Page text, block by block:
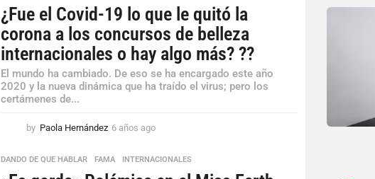
¿Fue el Covid-19 lo que le quitó la
corona a los concursos de belleza
internacionales o hay algo más? ??
El mundo ha cambiado. De eso se ha encargado este año
2020 y la nueva dinámica que ha traído el virus; pero los
certámenes de...
by Paola Hernández 6 años ago
ñ
DANDO DE QUE HABLAR ,FAMA ,INTERNACIONALES